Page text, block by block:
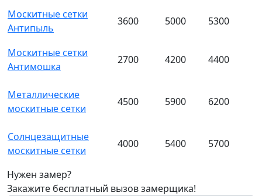
Москитные сетки
Антипыль
3600 5000 5300
Москитные сетки
Антимошка
2700 4200 4400
Металлические
москитные сетки
4500 5900 6200
Солнцезащитные
москитные сетки
4000 5400 5700
Нужен замер?
Закажите бесплатный вызов замерщика!